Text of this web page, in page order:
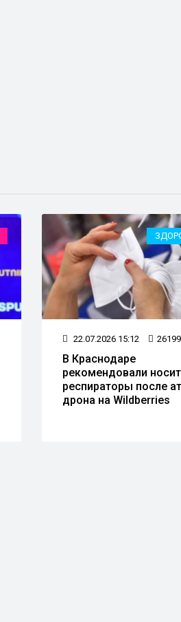
22.07.2026 15:12 26199
В Краснодаре
рекомендовали
респираторы после
дрона на Wildberries